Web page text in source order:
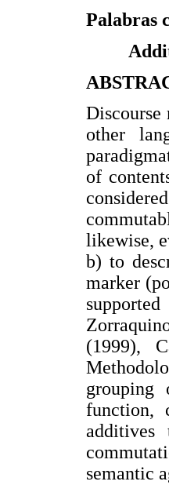
Palabras
Discourse
other
of
likewise,
b) to
marker
(1999),
function,
semantic